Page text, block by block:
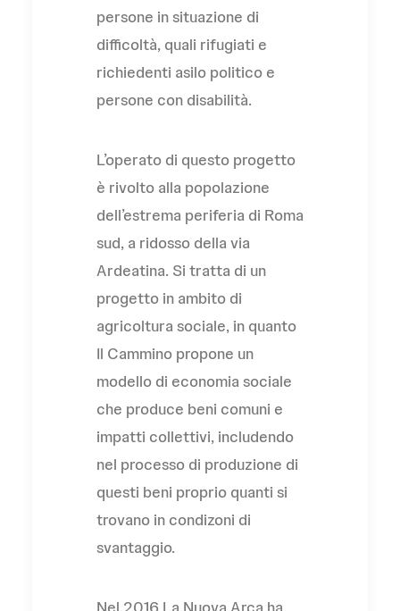
persone in situazione di
difficoltà, quali rifugiati e
richiedenti asilo politico e
persone con disabilità.
L’operato di questo progetto
è rivolto alla popolazione
dell’estrema periferia di Roma
sud, a ridosso della via
Ardeatina. Si tratta di un
progetto in ambito di
agricoltura sociale, in quanto
Il Cammino propone un
modello di economia sociale
che produce beni comuni e
impatti collettivi, includendo
nel processo di produzione di
questi beni proprio quanti si
trovano in condizoni di
svantaggio.
Nel 2016 La Nuova Arca ha